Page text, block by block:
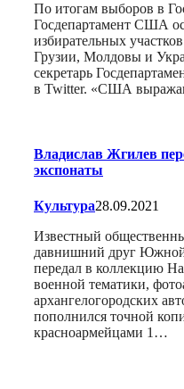
По итогам выборов в
Госдепартамент США
избирательных
Грузии, Молдовы и
секретарь
в Twitter. «США
Владислав Жгилев
экспонаты
Культура28.09.2021
Известный
давнишний друг
передал в коллекцию
военной тематики,
архангелогородских
пополнился точной
красноармейцами 1…